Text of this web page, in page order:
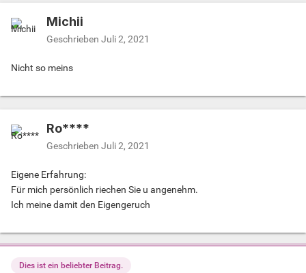
Michii
Geschrieben Juli 2, 2021
Nicht so meins
Ro****
Geschrieben Juli 2, 2021
Eigene Erfahrung:
Für mich persönlich riechen Sie u angenehm.
Ich meine damit den Eigengeruch
Dies ist ein beliebter Beitrag.